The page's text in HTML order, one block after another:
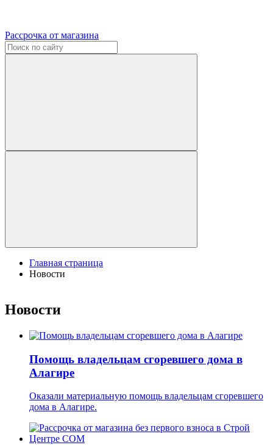
Рассрочка от магазина
Главная страница
Новости
Новости
Помощь владельцам сгоревшего дома в
Алагире
Оказали материальную помощь владельцам сгоревшего
дома в Алагире.